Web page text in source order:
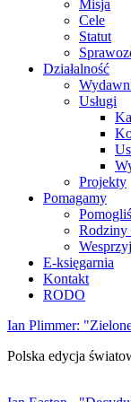
Misja
Cele
Statut
Działalność
Usługi
Projekty
Pomagamy
Rodziny
E-księgarnia
Kontakt
RODO
Ian Plimmer:
Polska edycja